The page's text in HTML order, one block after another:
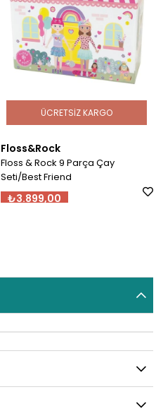
Floss&Rock
Floss & Rock 9 Parça Çay
Seti/Best Friend
₺3.899,00
ÜCRETSIZ KARGO